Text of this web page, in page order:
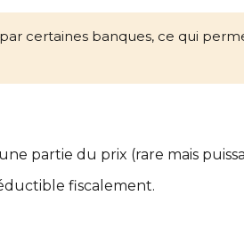
certaines banques, ce qui
partie du prix (rare mais
fiscalement.